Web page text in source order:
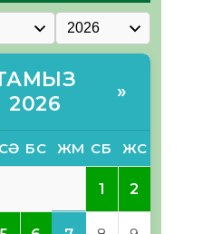
2026
»
СӘ БС ЖМ СБ ЖС
1 2